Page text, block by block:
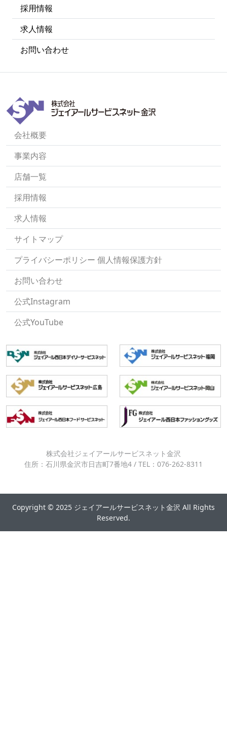
採用情報
求人情報
お問い合わせ
会社概要
事業内容
店舗一覧
採用情報
求人情報
サイトマップ
プライバシーポリシー 個人情報保護方針
お問い合わせ
公式Instagram
公式YouTube
株式会社ジェイアールサービスネット金沢
住所：石川県金沢市日吉町7番地4 / TEL：076-262-8311
Copyright © 2025 ジェイアールサービスネット金沢 All Rights
Reserved.